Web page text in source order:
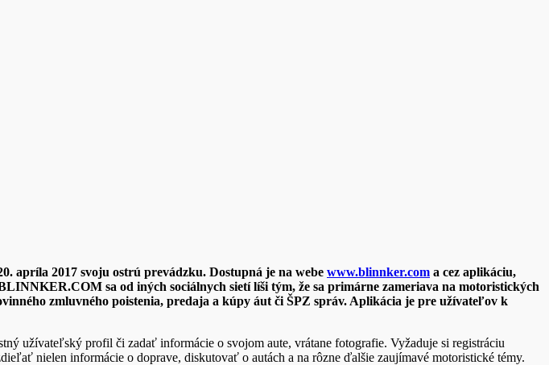
apríla 2017 svoju ostrú prevádzku. Dostupná je na webe www.blinnker.com a cez aplikáciu,
sa od iných sociálnych sietí líši tým, že sa primárne zameriava na motoristických
zmluvného poistenia, predaja a kúpy áut či ŠPZ správ. Aplikácia je pre užívateľov k
užívateľský profil či zadať informácie o svojom aute, vrátane fotografie. Vyžaduje si registráciu
nielen informácie o doprave, diskutovať o autách a na rôzne ďalšie zaujímavé motoristické témy.